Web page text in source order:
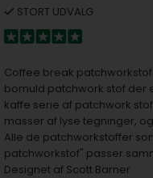
STORT UDVALG
Coffee break patchworkstof
bomuld patchwork stof der
kaffe serie af patchwork
masser af lyse tegninger,
Alle de patchworkstoffer
patchworkstof" passer
Designet af Scott Barner